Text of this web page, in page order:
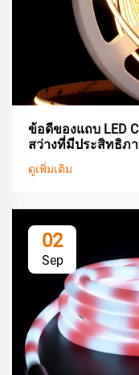
ข้อดีของแถบ LED
สว่างที่มีประสิทธิภ
ดูเพิ่มเติม
02
Sep